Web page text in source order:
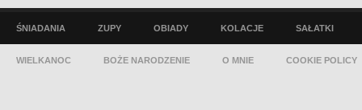
ŚNIADANIA ZUPY OBIADY KOLACJE SAŁATKI
WIELKANOC BOŻE NARODZENIE O MNIE COOKIE POLICY